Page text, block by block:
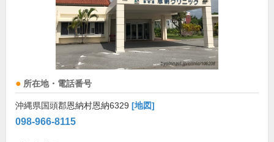
所在地・電話番号
沖縄県国頭郡恩納村恩納6329 [地図]
098-966-8115